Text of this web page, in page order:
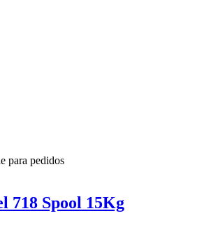
para pedidos
718 Spool 15Kg